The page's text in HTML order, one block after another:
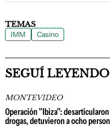
TEMAS
IMM Casino
SEGUÍ LEYENDO
MONTEVIDEO
Operación "Ibiza":
drogas, detuvieron a ocho